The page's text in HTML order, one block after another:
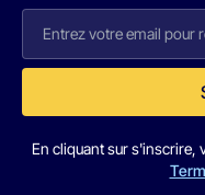
En cliquant sur s'inscrire,